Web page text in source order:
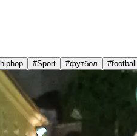
hiphop #Sport #футбол #football